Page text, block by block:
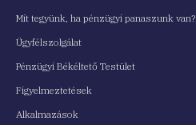
Mit tegyünk, ha pénzügyi panaszunk van?
Ügyfélszolgálat
Pénzügyi Békéltető Testület
Figyelmeztetések
Alkalmazások